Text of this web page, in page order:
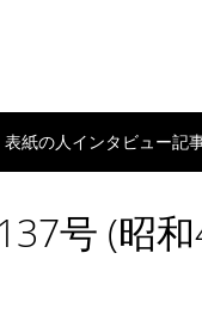
表紙の人インタビュー記
号 (昭